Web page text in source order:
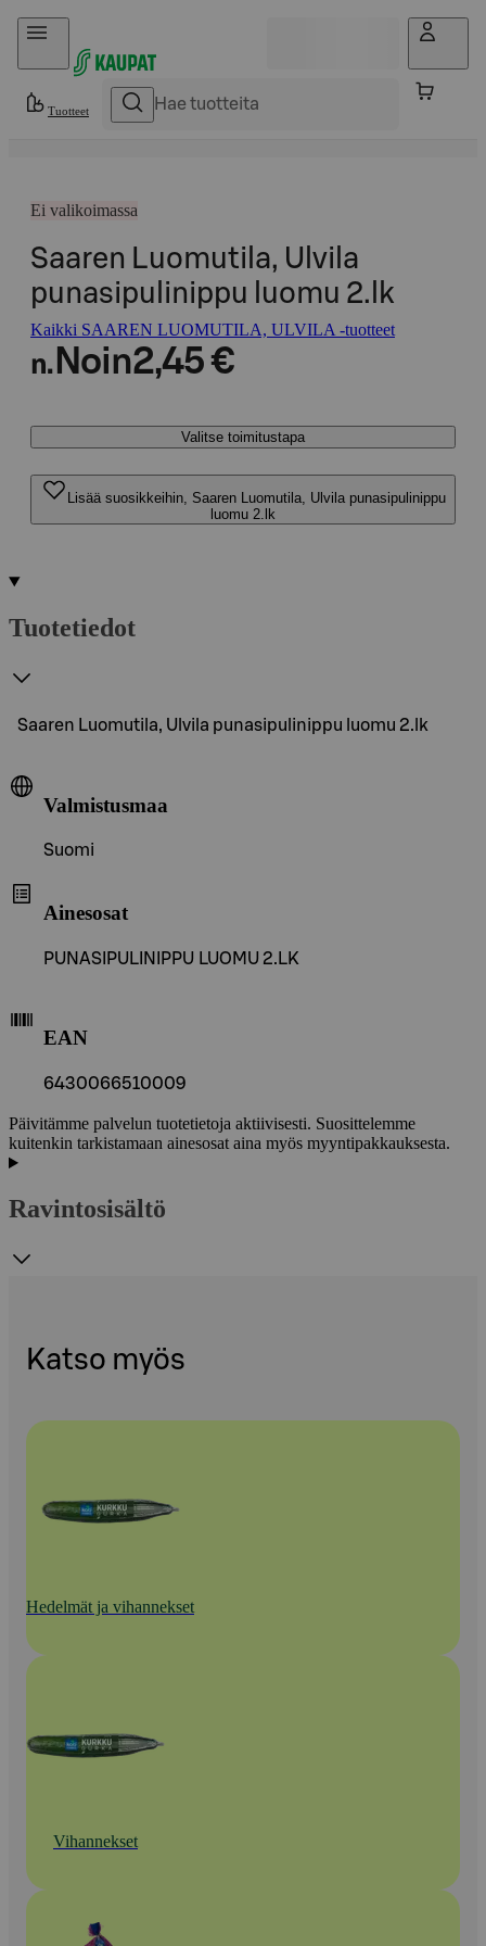
Hyppää sisältöön
Tuotteet
Ei valikoimassa
Saaren Luomutila, Ulvila
punasipulinippu luomu 2.lk
Kaikki SAAREN LUOMUTILA, ULVILA -tuotteet
n. Noin2,45 €
Valitse toimitustapa
Lisää suosikkeihin, Saaren Luomutila, Ulvila punasipulinippu
luomu 2.lk
Tuotetiedot
Saaren Luomutila, Ulvila punasipulinippu luomu 2.lk
Valmistusmaa
Suomi
Ainesosat
PUNASIPULINIPPU LUOMU 2.LK
EAN
6430066510009
Päivitämme palvelun tuotetietoja aktiivisesti. Suosittelemme
kuitenkin tarkistamaan ainesosat aina myös myyntipakkauksesta.
Ravintosisältö
Katso myös
Hedelmät ja vihannekset
Vihannekset